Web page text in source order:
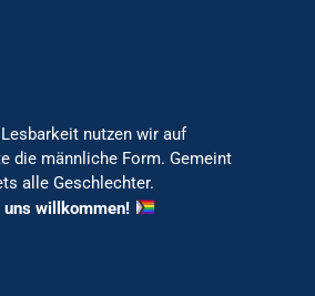
nutzen wir auf
die männliche Form. Gemeint
alle Geschlechter.
willkommen!